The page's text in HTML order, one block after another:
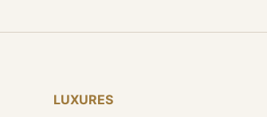
LUXURES